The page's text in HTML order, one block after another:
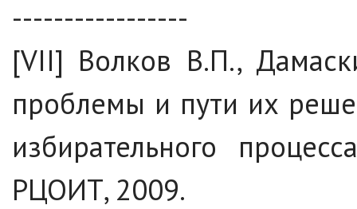
-----------------
[VII] Волков В.П.,
проблемы и пути их
избирательного
РЦОИТ, 2009.